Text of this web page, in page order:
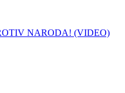
NARODA! (VIDEO)